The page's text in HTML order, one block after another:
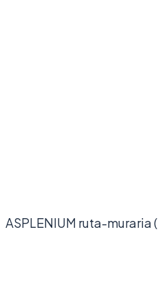
ASPLENIUM ruta-muraria